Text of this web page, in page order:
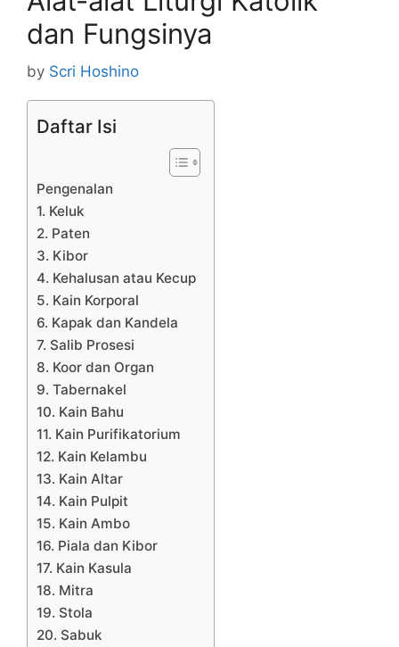
dan Fungsinya
by Scri Hoshino
Daftar Isi
Pengenalan
1. Keluk
2. Paten
3. Kibor
4. Kehalusan atau Kecup
5. Kain Korporal
6. Kapak dan Kandela
7. Salib Prosesi
8. Koor dan Organ
9. Tabernakel
10. Kain Bahu
11. Kain Purifikatorium
12. Kain Kelambu
13. Kain Altar
14. Kain Pulpit
15. Kain Ambo
16. Piala dan Kibor
17. Kain Kasula
18. Mitra
19. Stola
20. Sabuk